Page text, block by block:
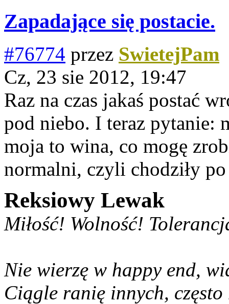
Zapadające się postacie.
#76774 przez SwietejPam
Cz, 23 sie 2012, 19:47
Raz na czas jakaś postać
pod niebo. I teraz pytanie:
moja to wina, co mogę
normalni, czyli chodziły
Reksiowy Lewak
Miłość! Wolność!
Nie wierzę w happy end,
Ciągle ranię innych,